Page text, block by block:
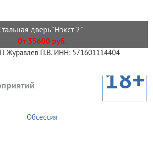
дверь "Нэкст 2"
От 35600 руб.
Журавлев П.В. ИНН: 571601114404
18+
Обсессия